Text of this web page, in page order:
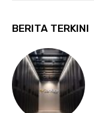
BERITA TERKINI